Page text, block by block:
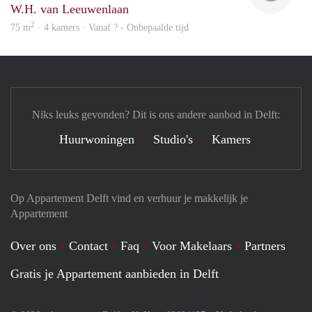
W.H. van Leeuwenlaan
75 m2 · 4 kamers · Vanaf ? - Onbepaalde tijd
Op Appartement Delft vind en verhuur je makkelijk je
Appartement
Over ons Contact Faq Voor Makelaars
Partners
Gratis je Appartement aanbieden in Delft
Niks leuks gevonden? Dit is ons andere aanbod in Delft:
Huurwoningen Studio's Kamers